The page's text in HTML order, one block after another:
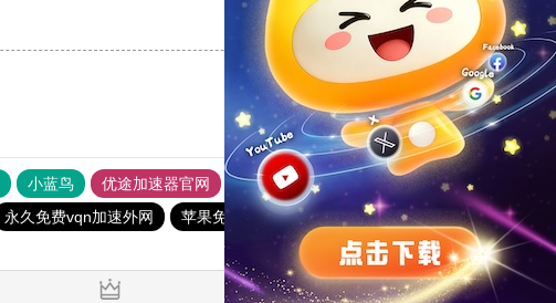
支持[0] 反对[0]
小蓝鸟 优途加速器官网 风驰加速器 旋风加速器
八戒看书
永久免费vqn加速外网 苹果免费vqn加速 快橙加速器
一元机场